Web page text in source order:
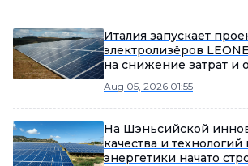
Италия запускает
электролизёров
на снижение затрат и
Aug 05, 2026 01:55
На Шэньсийской
качества и
энергетики начато